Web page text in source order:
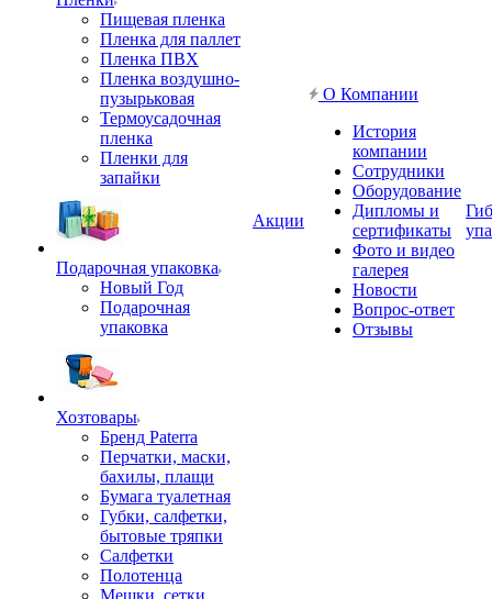
Пищевая пленка
Пленка для паллет
Пленка ПВХ
Пленка воздушно-
пузырьковая
Термоусадочная
пленка
Пленки для
запайки
Подарочная упаковка
Новый Год
Подарочная
упаковка
Хозтовары
Бренд Paterra
Перчатки, маски,
бахилы, плащи
Бумага туалетная
Губки, салфетки,
бытовые тряпки
Салфетки
Полотенца
Мешки, сетки
Акции
О Компании
История
компании
Сотрудники
Оборудование
Дипломы и
сертификаты
Фото и видео
галерея
Новости
Вопрос-ответ
Отзывы